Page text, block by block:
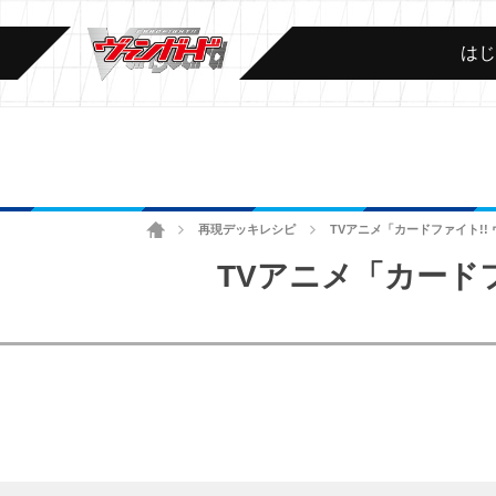
は
ホーム再現デッキレシピ TVアニメ「カードファイト
TVアニメ「カー